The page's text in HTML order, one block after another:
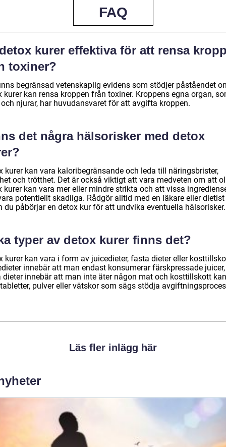
FAQ
kurer effektiva för att rensa
toxiner?
begränsad vetenskaplig evidens som stödjer påståendet
kurer kan rensa kroppen från toxiner. Kroppens egna organ,
njurar, har huvudansvaret för att avgifta kroppen.
det några hälsorisker med detox
kurer kan vara kaloribegränsande och leda till näringsbrister,
och trötthet. Det är också viktigt att vara medveten om att
kurer kan vara mer eller mindre strikta och att vissa
potentiellt skadliga. Rådgör alltid med en läkare eller dietist
du påbörjar en detox kur för att undvika eventuella hälsorisker.
typer av detox kurer finns det?
kurer kan vara i form av juicedieter, fasta dieter eller
innebär att man endast konsumerar färskpressade juicer,
dieter innebär att man inte äter någon mat och kosttillskott kan
pulver eller vätskor som sägs stödja
Läs fler inlägg här